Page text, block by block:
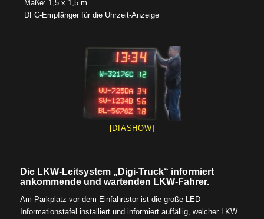
Maße: 1,5 x 1,5 m
DFC-Empfänger für die Uhrzeit-Anzeige
[DIASHOW]
Die LKW-Leitsystem „Digi-Truck“ informiert
ankommende und wartenden LKW-Fahrer.
Am Parkplatz vor dem Einfahrtstor ist die große LED-
Informationstafel installiert und informiert auffällig, welcher LKW